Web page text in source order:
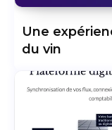
Une
du vin